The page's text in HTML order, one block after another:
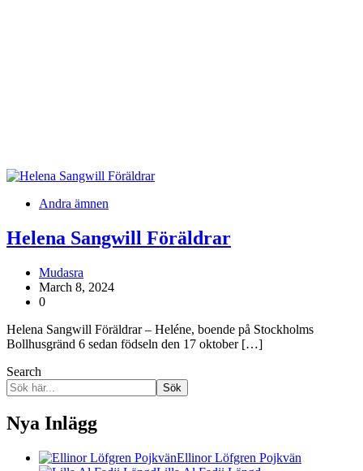
Andra ämnen
Helena Sangwill Föräldrar
Mudasra
March 8, 2024
0
Helena Sangwill Föräldrar – Heléne, boende på Stockholms
Bollhusgränd 6 sedan födseln den 17 oktober […]
Search
Sök
Nya Inlägg
Ellinor Löfgren Pojkvän